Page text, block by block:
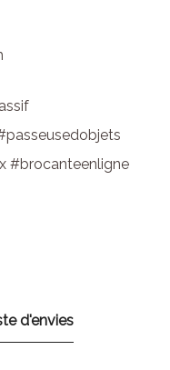
#brocanteenligne
d'envies